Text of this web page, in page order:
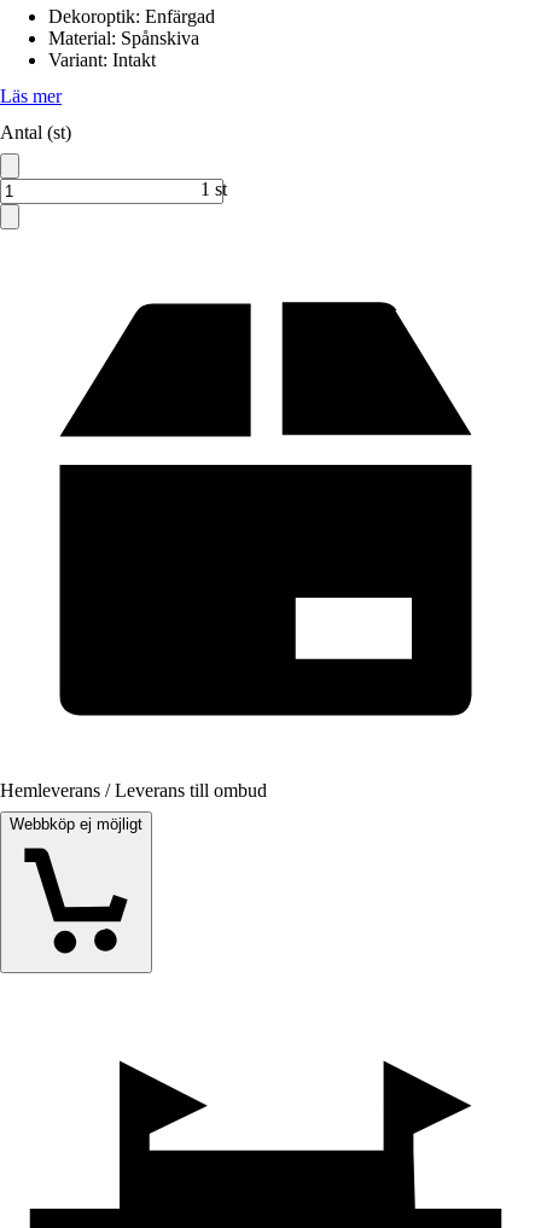
Dekoroptik: Enfärgad
Material: Spånskiva
Variant: Intakt
Läs mer
Antal (st)
1 st
Hemleverans / Leverans till ombud
Webbköp ej möjligt